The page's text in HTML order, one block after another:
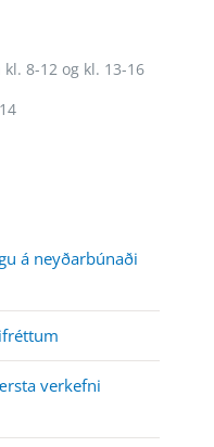
8-12 og kl. 13-16
á neyðarbúnaði
verkefni